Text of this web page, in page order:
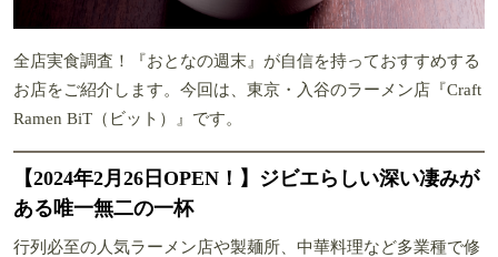
全店実食調査！『おとなの週末』が自信を持っておすすめする
お店をご紹介します。今回は、東京・入谷のラーメン店『Craft
Ramen BiT（ビット）』です。
【2024年2月26日OPEN！】ジビエらしい深い凄みが
ある唯一無二の一杯
行列必至の人気ラーメン店や製麺所、中華料理など多業種で修